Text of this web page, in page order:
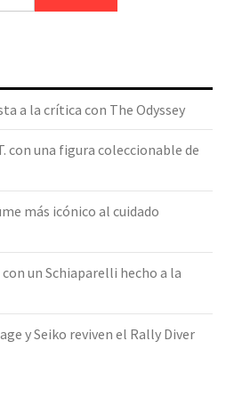
a la crítica con The Odyssey
con una figura coleccionable de
más icónico al cuidado
un Schiaparelli hecho a la
y Seiko reviven el Rally Diver